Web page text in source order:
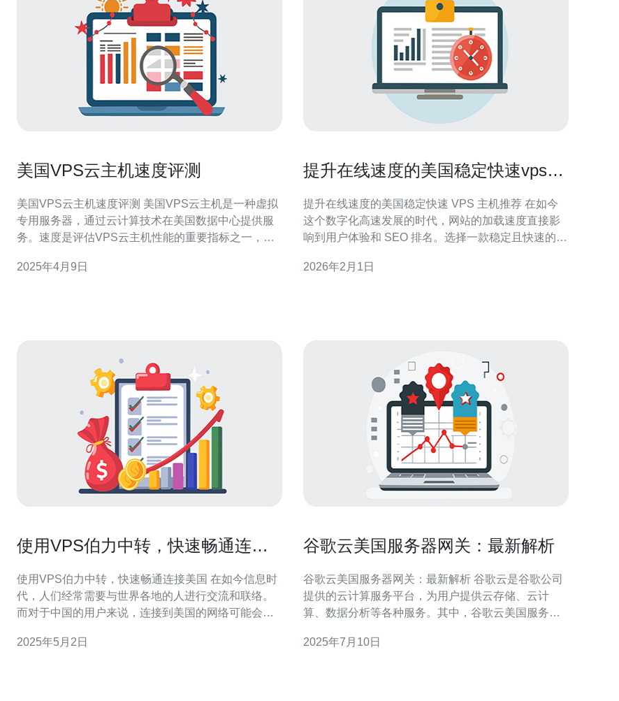
美国VPS云主机速度评测
美国VPS云主机速度评测 美国VPS云主机是一种虚拟
专用服务器，通过云计算技术在美国数据中心提供服
务。速度是评估VPS云主机性能的重要指标之一，本
选择最适合自己需求的主机。 为了评测美国VPS云主
2025年4月9日
提升在线速度的美国稳定快速vps主
提升在线速度的美国稳定快速 VPS 主机推荐 在如今
这个数字化高速发展的时代，网站的加载速度直接影
响到用户体验和 SEO 排名。选择一款稳定且快速的
网站的稳定性。以下是我们为您推荐的三款美国 VPS
2026年2月1日
使用VPS伯力中转，快速畅通连接
使用VPS伯力中转，快速畅通连接美国 在如今信息时
代，人们经常需要与世界各地的人进行交流和联络。
而对于中国的用户来说，连接到美国的网络可能会遇
务，您可以轻松地实现快速畅通的连接美国的网络。
2025年5月2日
谷歌云美国服务器网关：最新解析
谷歌云美国服务器网关：最新解析 谷歌云是谷歌公司
提供的云计算服务平台，为用户提供云存储、云计
算、数据分析等各种服务。其中，谷歌云美国服务器
到了枢纽的作用。 谷歌云美国服务器网关在数据传输
2025年7月10日